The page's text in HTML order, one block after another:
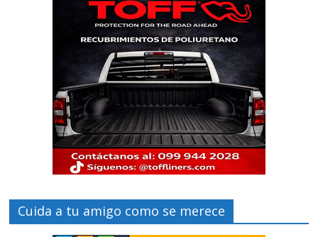
Cuida a tu amigo como se merece